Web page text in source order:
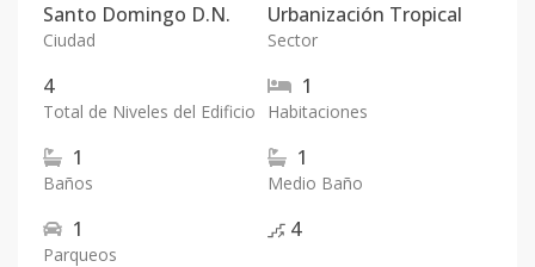
Santo Domingo D.N.
Ciudad
Urbanización Tropical
Sector
4
Total de Niveles del Edificio
1
Habitaciones
1
Baños
1
Medio Baño
1
Parqueos
4